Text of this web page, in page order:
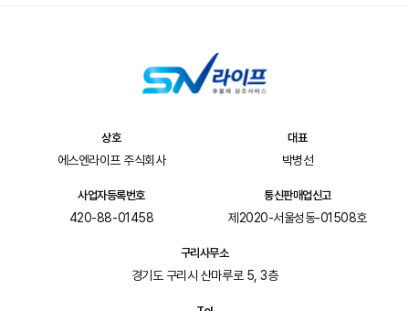
상호
에스엔라이프 주식회사
대표
박병선
사업자등록번호
420-88-01458
통신판매업신고
제2020-서울성동-01508호
구리사무소
경기도 구리시 산마루로 5, 3층